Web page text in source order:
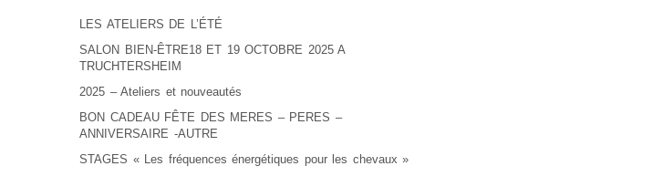
LES ATELIERS DE L’ÉTÉ
SALON BIEN-ÊTRE18 ET 19 OCTOBRE 2025 A
TRUCHTERSHEIM
2025 – Ateliers et nouveautés
BON CADEAU FÊTE DES MERES – PERES –
ANNIVERSAIRE -AUTRE
STAGES « Les fréquences énergétiques pour les chevaux »